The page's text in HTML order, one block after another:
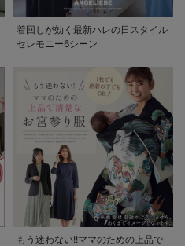
着回しが効く最新ハレの日スタイル
セレモニー6シーン
もう迷わない!!ママのための上品で